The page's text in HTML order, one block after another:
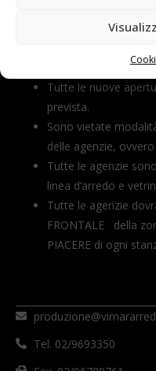
Tutte le nuove
prevista.
Sono vietate
delle agenzie,
Tutte le agenzie
linea d’arredo e
Tutte le agenzie
FRONTALE della
PIACERE di ogni
Tel. 02/9693350